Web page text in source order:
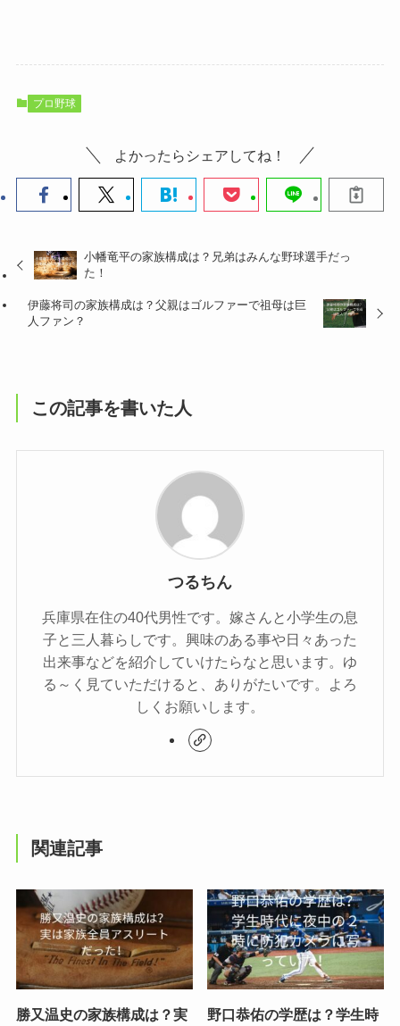
プロ野球
よかったらシェアしてね！
小幡竜平の家族構成は？兄弟はみんな野球選手だっ
た！
伊藤将司の家族構成は？父親はゴルファーで祖母は巨
人ファン？
この記事を書いた人
つるちん
兵庫県在住の40代男性です。嫁さんと小学生の息
子と三人暮らしです。興味のある事や日々あった
出来事などを紹介していけたらなと思います。ゆ
る～く見ていただけると、ありがたいです。よろ
しくお願いします。
関連記事
勝又温史の家族構成は？実
野口恭佑の学歴は？学生時